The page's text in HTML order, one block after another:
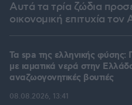
Αυτά τα τρία ζώδια
οικονομική επιτυχία
Τα spa της ελληνικής φύσης:
με ιαματικά νερά στην
αναζωογονητικές βουτιές
08.08.2026, 13:41